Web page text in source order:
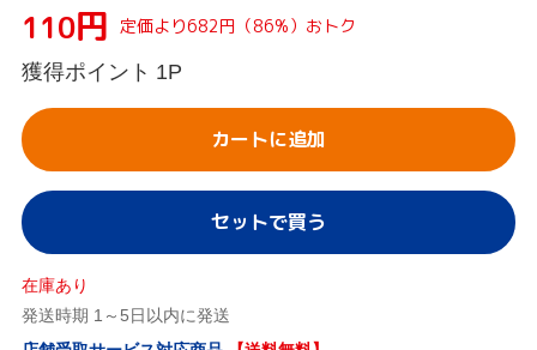
110円 定価より682円（86%）おトク
獲得ポイント 1P
カートに追加
セットで買う
在庫あり
発送時期 1～5日以内に発送